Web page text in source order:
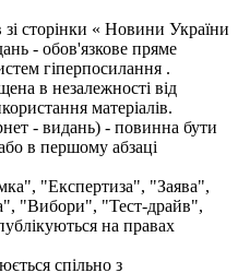
зі сторінки « Новини України
- обов'язкове пряме
гіперпосилання .
в незалежності від
матеріалів.
- видань) - повинна бути
в першому абзаці
"Експертиза", "Заява",
"Вибори", "Тест-драйв",
на правах
спільно з